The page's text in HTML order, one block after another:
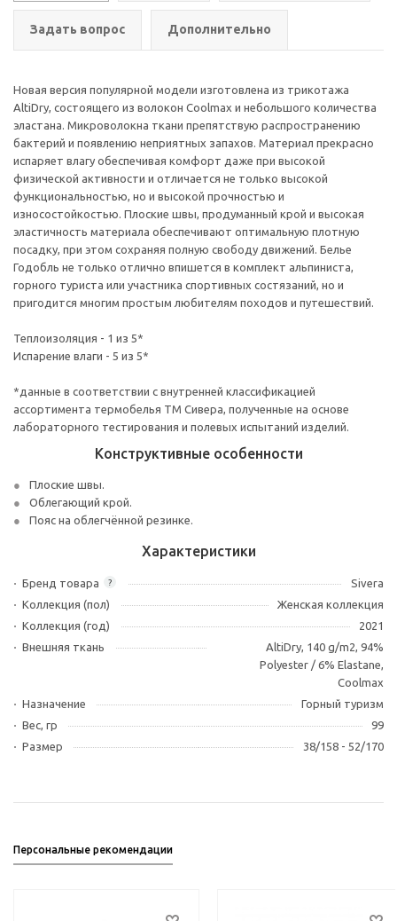
Задать вопрос Дополнительно
Новая версия популярной модели изготовлена из трикотажа
AltiDry, состоящего из волокон Coolmax и небольшого количества
эластана. Микроволокна ткани препятствую распространению
бактерий и появлению неприятных запахов. Материал прекрасно
испаряет влагу обеспечивая комфорт даже при высокой
физической активности и отличается не только высокой
функциональностью, но и высокой прочностью и
износостойкостью. Плоские швы, продуманный крой и высокая
эластичность материала обеспечивают оптимальную плотную
посадку, при этом сохраняя полную свободу движений. Белье
Годобль не только отлично впишется в комплект альпиниста,
горного туриста или участника спортивных состязаний, но и
пригодится многим простым любителям походов и путешествий.
Теплоизоляция - 1 из 5*
Испарение влаги - 5 из 5*
*данные в соответствии с внутренней классификацией
ассортимента термобелья ТМ Сивера, полученные на основе
лабораторного тестирования и полевых испытаний изделий.
Конструктивные особенности
Плоские швы.
Облегающий крой.
Пояс на облегчённой резинке.
Характеристики
?
Бренд товара
Sivera
Коллекция (пол)
Женская коллекция
Коллекция (год)
2021
Внешняя ткань
AltiDry, 140 g/m2, 94%
Polyester / 6% Elastane,
Coolmax
Назначение
Горный туризм
Вес, гр
99
Размер
38/158 - 52/170
Персональные рекомендации